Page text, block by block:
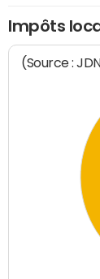
Impôts
(Source :